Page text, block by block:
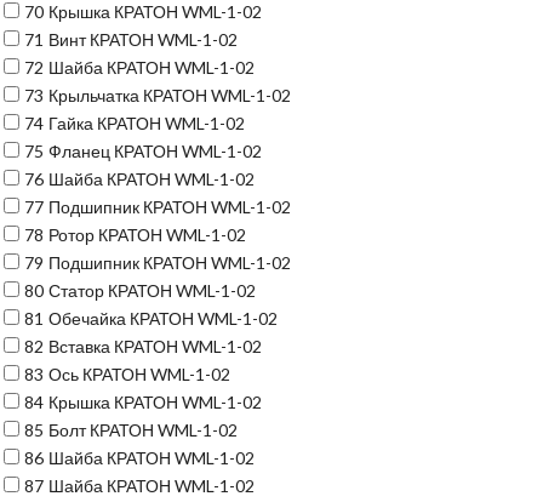
70 Крышка КРАТОН WML-1-02
71 Винт КРАТОН WML-1-02
72 Шайба КРАТОН WML-1-02
73 Крыльчатка КРАТОН WML-1-02
74 Гайка КРАТОН WML-1-02
75 Фланец КРАТОН WML-1-02
76 Шайба КРАТОН WML-1-02
77 Подшипник КРАТОН WML-1-02
78 Ротор КРАТОН WML-1-02
79 Подшипник КРАТОН WML-1-02
80 Статор КРАТОН WML-1-02
81 Обечайка КРАТОН WML-1-02
82 Вставка КРАТОН WML-1-02
83 Ось КРАТОН WML-1-02
84 Крышка КРАТОН WML-1-02
85 Болт КРАТОН WML-1-02
86 Шайба КРАТОН WML-1-02
87 Шайба КРАТОН WML-1-02